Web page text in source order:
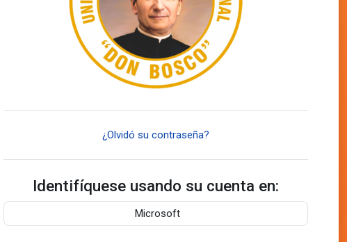
¿Olvidó su contraseña?
Identifíquese usando su cuenta en:
Microsoft